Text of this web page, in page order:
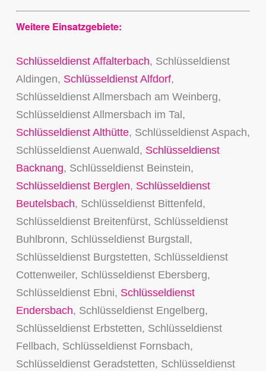
Weitere Einsatzgebiete:
Schlüsseldienst Affalterbach, Schlüsseldienst
Aldingen, Schlüsseldienst Alfdorf,
Schlüsseldienst Allmersbach am Weinberg,
Schlüsseldienst Allmersbach im Tal,
Schlüsseldienst Althütte, Schlüsseldienst Aspach,
Schlüsseldienst Auenwald, Schlüsseldienst
Backnang, Schlüsseldienst Beinstein,
Schlüsseldienst Berglen, Schlüsseldienst
Beutelsbach, Schlüsseldienst Bittenfeld,
Schlüsseldienst Breitenfürst, Schlüsseldienst
Buhlbronn, Schlüsseldienst Burgstall,
Schlüsseldienst Burgstetten, Schlüsseldienst
Cottenweiler, Schlüsseldienst Ebersberg,
Schlüsseldienst Ebni, Schlüsseldienst
Endersbach, Schlüsseldienst Engelberg,
Schlüsseldienst Erbstetten, Schlüsseldienst
Fellbach, Schlüsseldienst Fornsbach,
Schlüsseldienst Geradstetten, Schlüsseldienst